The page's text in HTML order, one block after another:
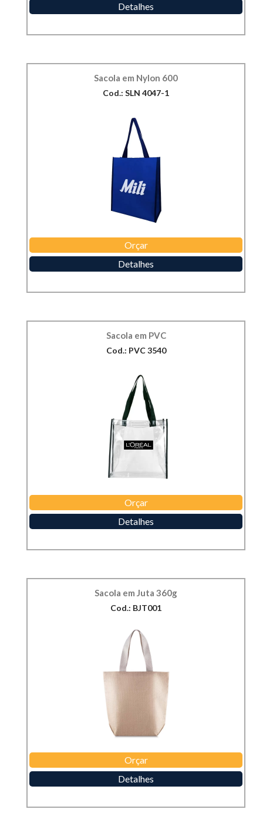
Detalhes
Sacola em Nylon 600
Cod.: SLN 4047-1
Orçar
Detalhes
Sacola em PVC
Cod.: PVC 3540
Orçar
Detalhes
Sacola em Juta 360g
Cod.: BJT001
Orçar
Detalhes